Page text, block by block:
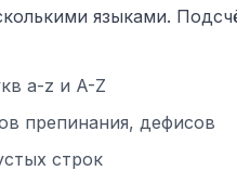
языками.
a-z и A-Z
препинания, дефисов
строк